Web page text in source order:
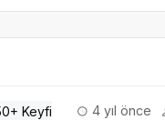
4 yıl önce